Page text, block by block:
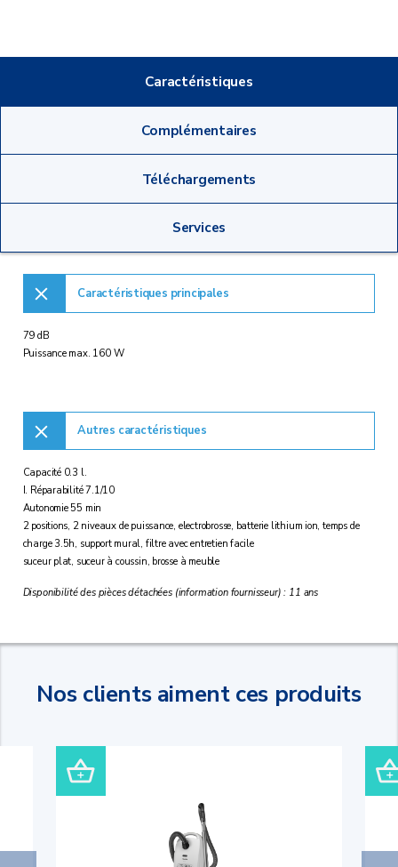
Caractéristiques
Complémentaires
Téléchargements
Services
Caractéristiques principales
79 dB
Puissance max. 160 W
Autres caractéristiques
Capacité 0.3 l.
I. Réparabilité 7.1/10
Autonomie 55 min
2 positions, 2 niveaux de puissance, electrobrosse, batterie lithium ion, temps de
charge 3.5h, support mural, filtre avec entretien facile
suceur plat, suceur à coussin, brosse à meuble
Disponibilité des pièces détachées (information fournisseur) : 11 ans
Nos clients aiment ces produits